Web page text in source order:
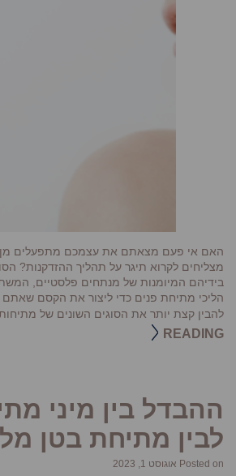
האם אי פעם מצאתם את עצמכם מתפעלים מן
מצליחים לקרוא תיגר על תהליך ההזדקנות?
בידיהם המיומנות של מנתחים פלסטיים,
הליכי מתיחת פנים כדי ליצור את הקסם
להבין קצת יותר את הסוגים השונים של
READING
ההבדל בין מיני
לבין מתיחת בטן
Posted on אוגוסט 1, 2023